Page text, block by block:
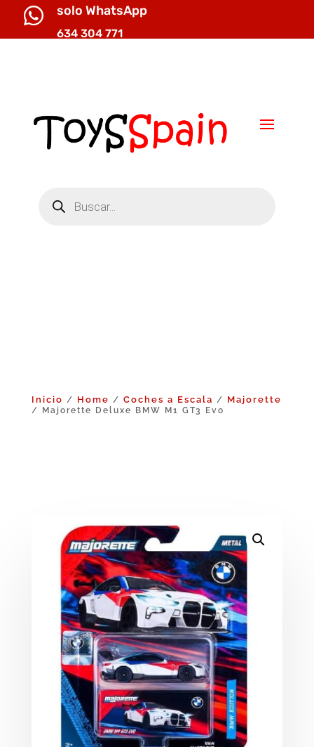
 solo WhatsApp
634 304 771
productos
Inicio / Home / Coches a Escala / Majorette
/ Majorette Deluxe BMW M1 GT3 Evo